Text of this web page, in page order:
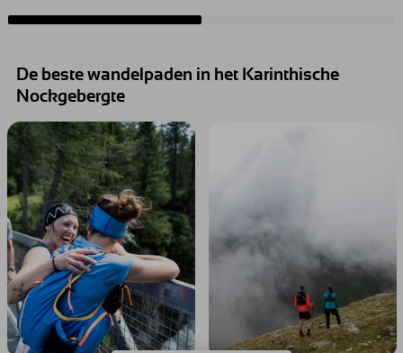
De beste wandelpaden in het Karinthische
Nockgebergte